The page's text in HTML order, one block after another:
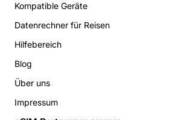
Kompatible Geräte
Datenrechner für Reisen
Hilfebereich
Blog
Über uns
Impressum